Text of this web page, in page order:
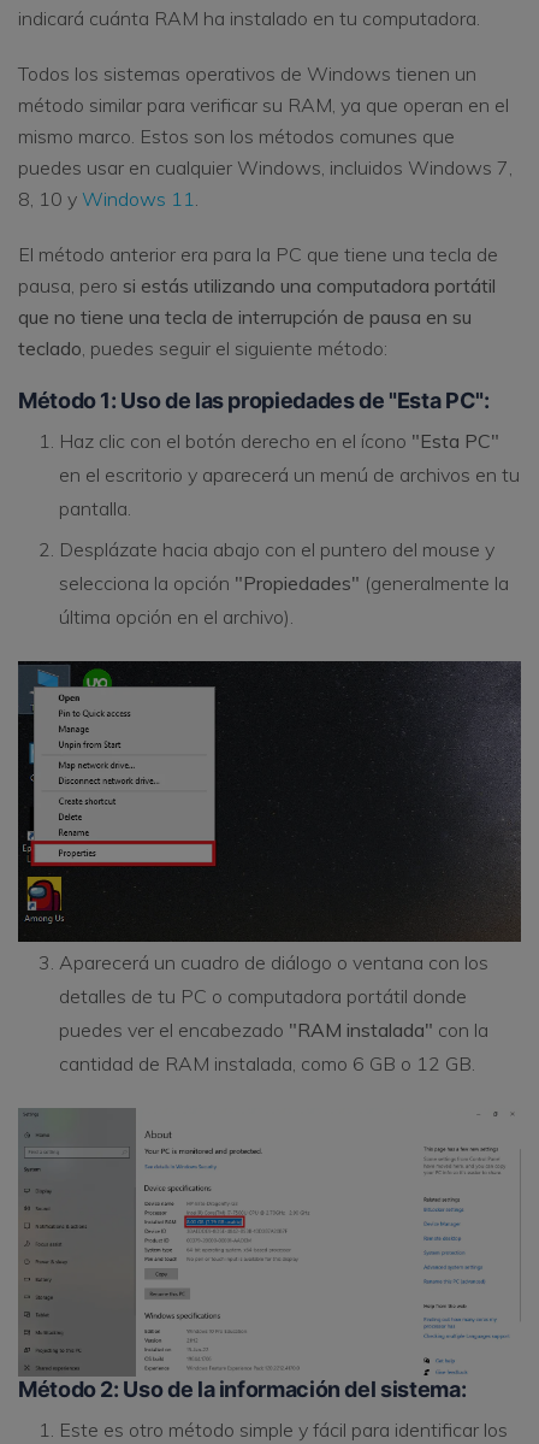
indicará cuánta RAM ha instalado en tu computadora.
Todos los sistemas operativos de Windows tienen un
método similar para verificar su RAM, ya que operan en el
mismo marco. Estos son los métodos comunes que
puedes usar en cualquier Windows, incluidos Windows 7,
8, 10 y Windows 11
El método anterior era para la PC que tiene una tecla de
pausa, pero si estás utilizando una computadora portátil
que no tiene una tecla de interrupción de pausa en su
teclado , puedes seguir el siguiente método:
Método 1: Uso de las propiedades de "Esta PC":
Haz clic con el botón derecho en el ícono "Esta PC"
en el escritorio y aparecerá un menú de archivos en tu
pantalla.
Desplázate hacia abajo con el puntero del mouse y
selecciona la opción "Propiedades" (generalmente la
última opción en el archivo).
Aparecerá un cuadro de diálogo o ventana con los
detalles de tu PC o computadora portátil donde
puedes ver el encabezado "RAM instalada" con la
cantidad de RAM instalada, como 6 GB o 12 GB.
Método 2: Uso de la información del sistema:
Este es otro método simple y fácil para identificar los